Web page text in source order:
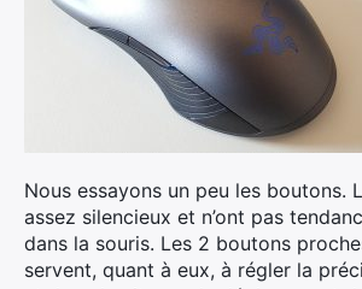
Nous essayons un peu les boutons.
assez silencieux et n’ont pas
dans la souris. Les 2 boutons
servent, quant à eux, à régler la